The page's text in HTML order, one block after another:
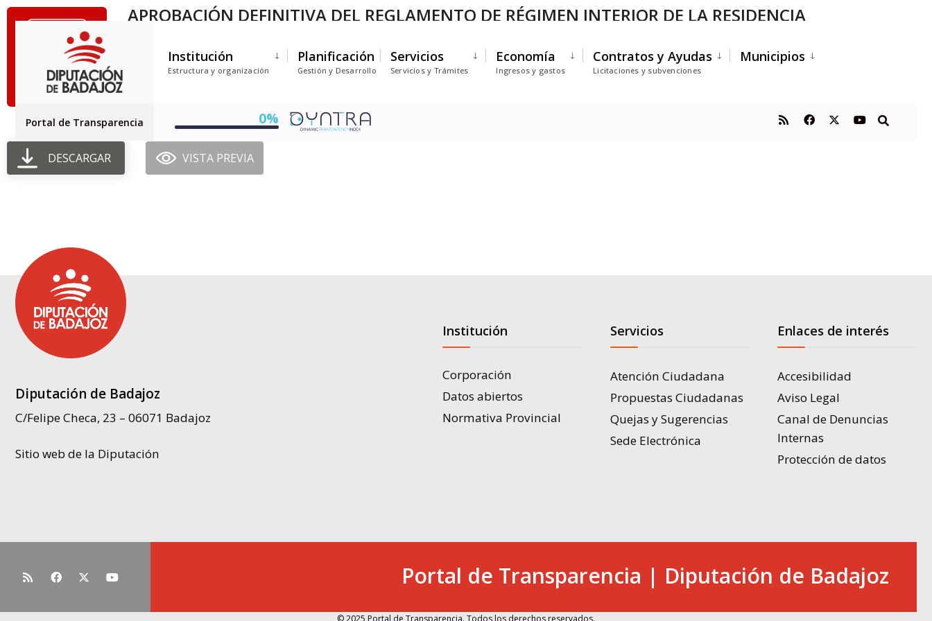
Institución
Estructura y organización
Planificación
Gestión y Desarrollo
Servicios
Servicios y Trámites
Economía
Ingresos y gastos
Contratos y Ayudas
Licitaciones y subvenciones
Municipios
Portal de Transparencia 0%
APROBACIÓN DEFINITIVA DEL REGLAMENTO DE RÉGIMEN INTERIOR DE LA RESIDENCIA
Tamaño del archivo: 5.13 MEGABYTE
Creado: 11-05-2026
DESCARGAR VISTA PREVIA
Diputación de Badajoz
C/Felipe Checa, 23 – 06071 Badajoz
Sitio web de la Diputación
Institución
Corporación
Datos abiertos
Normativa Provincial
Servicios
Atención Ciudadana
Propuestas Ciudadanas
Quejas y Sugerencias
Sede Electrónica
Enlaces de interés
Accesibilidad
Aviso Legal
Canal de Denuncias
Internas
Protección de datos
Portal de Transparencia | Diputación de Badajoz
© 2025 Portal de Transparencia. Todos los derechos reservados.